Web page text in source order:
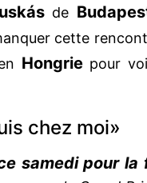
de
cette
Hongriepour
chez moi»
samedi pour la